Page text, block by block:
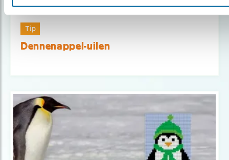
Tip
Dennenappel-uilen